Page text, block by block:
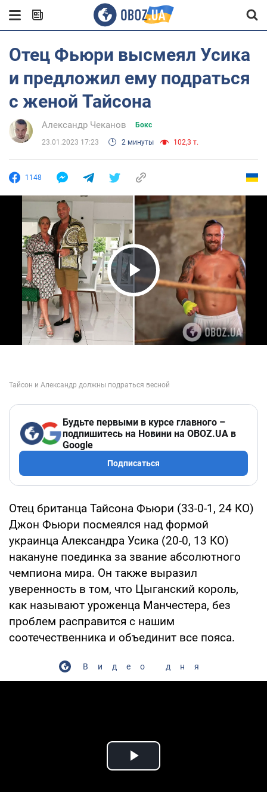
Отец Фьюри высмеял Усика
и предложил ему подраться
с женой Тайсона
Александр Чеканов Бокс
23.01.2023 17:23 2 минуты 102,3 т.
1148
Play Video
Будьте первыми в курсе главного –
подпишитесь на Новини на OBOZ.UA в
Google
Подписаться
Отец британца Тайсона Фьюри (33-0-1, 24 КО)
Джон Фьюри посмеялся над формой
украинца Александра Усика (20-0, 13 КО)
накануне поединка за звание абсолютного
чемпиона мира. Он также выразил
уверенность в том, что Цыганский король,
как называют уроженца Манчестера, без
проблем расправится с нашим
соотечественника и объединит все пояса.
Видео дня
Play Video